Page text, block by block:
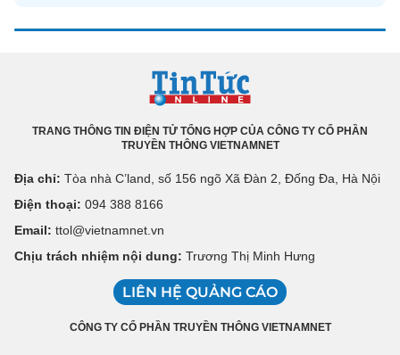
TRANG THÔNG TIN ĐIỆN TỬ TỔNG HỢP CỦA CÔNG TY CỔ PHẦN
TRUYỀN THÔNG VIETNAMNET
Địa chỉ: Tòa nhà C’land, số 156 ngõ Xã Đàn 2, Đống Đa, Hà Nội
Điện thoại: 094 388 8166
Email: ttol@vietnamnet.vn
Chịu trách nhiệm nội dung: Trương Thị Minh Hưng
LIÊN HỆ QUẢNG CÁO
CÔNG TY CỔ PHẦN TRUYỀN THÔNG VIETNAMNET